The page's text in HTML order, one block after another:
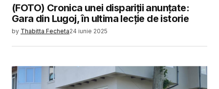
(FOTO) Cronica unei dispariții anunțate:
Gara din Lugoj, în ultima lecție de istorie
by Thabitta Fecheta24 iunie 2025